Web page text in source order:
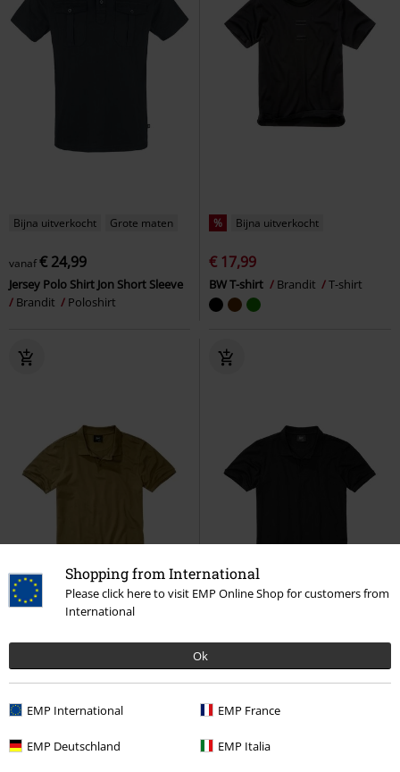
Shopping from International
Please click here to visit EMP Online Shop for customers from
International
Ok
EMP International EMP France
EMP Deutschland EMP Italia
Bijna uitverkocht Grote maten
vanaf€ 24,99
Jersey Polo Shirt Jon Short Sleeve
Brandit
Poloshirt
% Bijna uitverkocht
€ 17,99
BW T-shirt Brandit T-shirt
-15%
Bijna uitverkocht
vanaf€ 19,99
vanaf€ 16,99
Poloshirt
% Bijna uitverkocht
vanaf€ 16,99
Poloshirt